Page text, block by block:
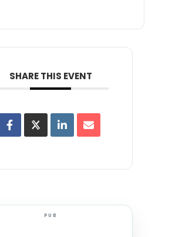
SHARE THIS EVENT
PUB